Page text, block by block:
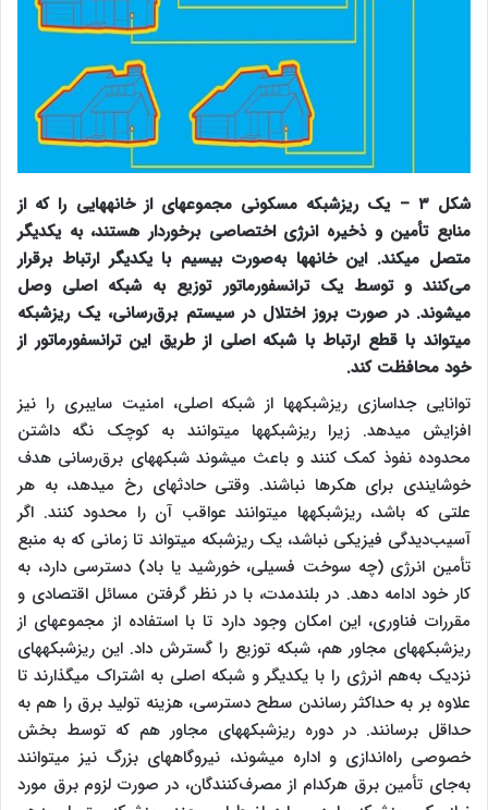
شکل ۳ – یک ریزشبکه مسکونی مجموعه‎ای از خانه‎هایی را که از
منابع تأمین و ذخیره انرژی اختصاصی برخوردار هستند، به یکدیگر
متصل می‎کند. این خانه‎ها به‌صورت بی‎سیم با یکدیگر ارتباط برقرار
می‌کنند و توسط یک ترانسفورماتور توزیع به شبکه اصلی وصل
می‎شوند. در صورت بروز اختلال در سیستم برق‌رسانی، یک ریزشبکه
می‎تواند با قطع ارتباط با شبکه اصلی از طریق این ترانسفورماتور از
خود محافظت کند.
توانایی جداسازی ریزشبکه‎ها از شبکه اصلی، امنیت سایبری را نیز
افزایش می‎دهد. زیرا ریزشبکه‎ها می‎توانند به کوچک نگه داشتن
محدوده نفوذ کمک کنند و باعث می‎شوند شبکه‎های برق‌رسانی هدف
خوشایندی برای هکرها نباشند. وقتی حادثه‎ای رخ می‎دهد، به هر
علتی که باشد، ریزشبکه‎ها می‎توانند عواقب آن را محدود کنند. اگر
آسیب‌دیدگی فیزیکی نباشد، یک ریزشبکه می‎تواند تا زمانی که به منبع
تأمین انرژی (چه سوخت فسیلی، خورشید یا باد) دسترسی دارد، به
کار خود ادامه دهد. در بلندمدت، با در نظر گرفتن مسائل اقتصادی و
مقررات فناوری، این امکان وجود دارد تا با استفاده از مجموعه‎ای از
ریزشبکه‎های مجاور هم، شبکه توزیع را گسترش داد. این ریزشبکه‎های
نزدیک به‌هم انرژی را با یکدیگر و شبکه اصلی به اشتراک می‎گذارند تا
علاوه بر به حداکثر رساندن سطح دسترسی، هزینه تولید برق را هم به
حداقل برسانند. در دوره ریزشبکه‎های مجاور هم که توسط بخش
خصوصی راه‌اندازی و اداره می‎شوند، نیروگاه‎های بزرگ نیز می‎توانند
به‌جای تأمین برق هرکدام از مصرف‌کنندگان، در صورت لزوم برق مورد